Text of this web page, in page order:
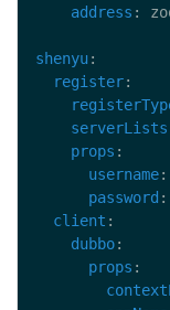
address :
shenyu
register
serverLists
props
username
password :
client
dubbo
props